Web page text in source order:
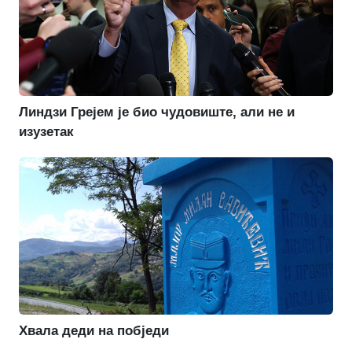
Линдзи Грејем је био чудовиште, али не и
изузетак
Хвала деди на побједи